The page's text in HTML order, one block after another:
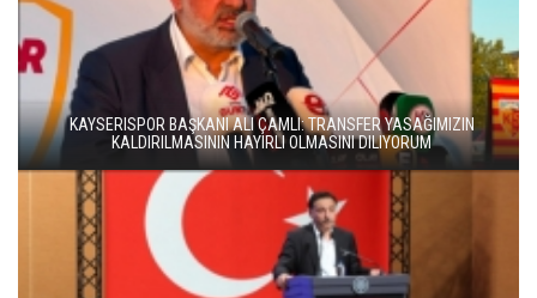
KAYSERISPOR BAŞKANI ALI ÇAMLI: TRANSFER YASAĞIMIZIN
KALDIRILMASININ HAYIRLI OLMASINI DILIYORUM